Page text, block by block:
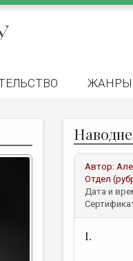
ЖАНРЫ
Автор:
Отдел
Дата и
I.